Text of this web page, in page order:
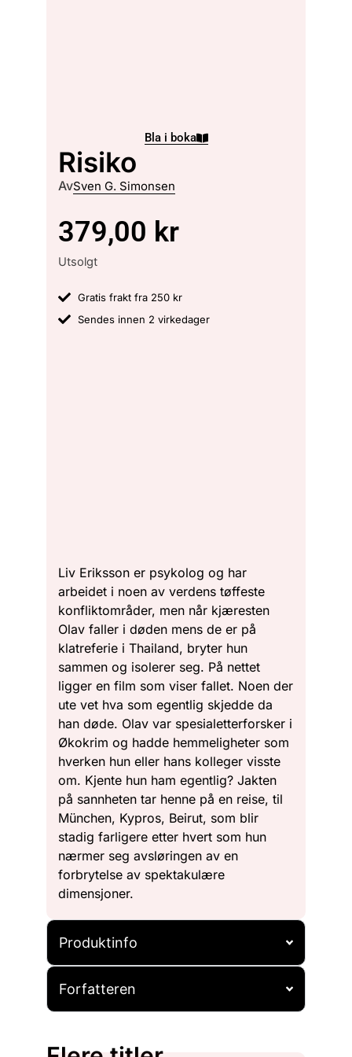
Bla i boka
Risiko
AvSven G. Simonsen
379,00 kr
Utsolgt
Gratis frakt fra 250 kr
Sendes innen 2 virkedager
Liv Eriksson er psykolog og har
arbeidet i noen av verdens tøffeste
konfliktområder, men når kjæresten
Olav faller i døden mens de er på
klatreferie i Thailand, bryter hun
sammen og isolerer seg. På nettet
ligger en film som viser fallet. Noen der
ute vet hva som egentlig skjedde da
han døde. Olav var spesialetterforsker i
Økokrim og hadde hemmeligheter som
hverken hun eller hans kolleger visste
om. Kjente hun ham egentlig? Jakten
på sannheten tar henne på en reise, til
München, Kypros, Beirut, som blir
stadig farligere etter hvert som hun
nærmer seg avsløringen av en
forbrytelse av spektakulære
dimensjoner.
Produktinfo
Forfatteren